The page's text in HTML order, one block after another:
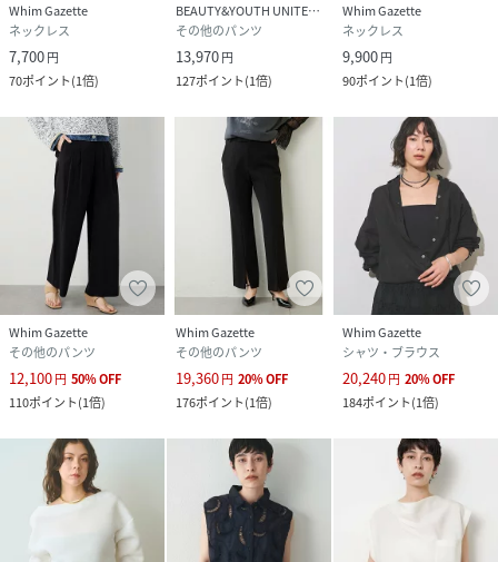
Whim Gazette
ネックレス
7,700円
70ポイント(1倍)
BEAUTY&YOUTH UNITED ARROWS
その他のパンツ
13,970円
127ポイント(1倍)
Whim Gazette
ネックレス
9,900円
90ポイント(1倍)
Whim Gazette
その他のパンツ
12,100円 50%OFF
110ポイント(1倍)
Whim Gazette
その他のパンツ
19,360円 20%OFF
176ポイント(1倍)
Whim Gazette
シャツ・ブラウス
20,240円 20%OFF
184ポイント(1倍)